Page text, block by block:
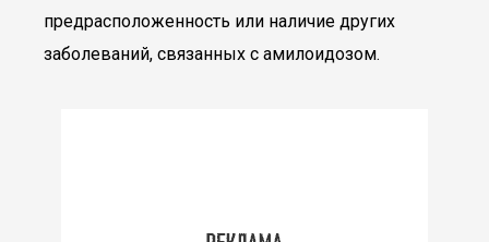
предрасположенность или наличие других
заболеваний, связанных с амилоидозом.